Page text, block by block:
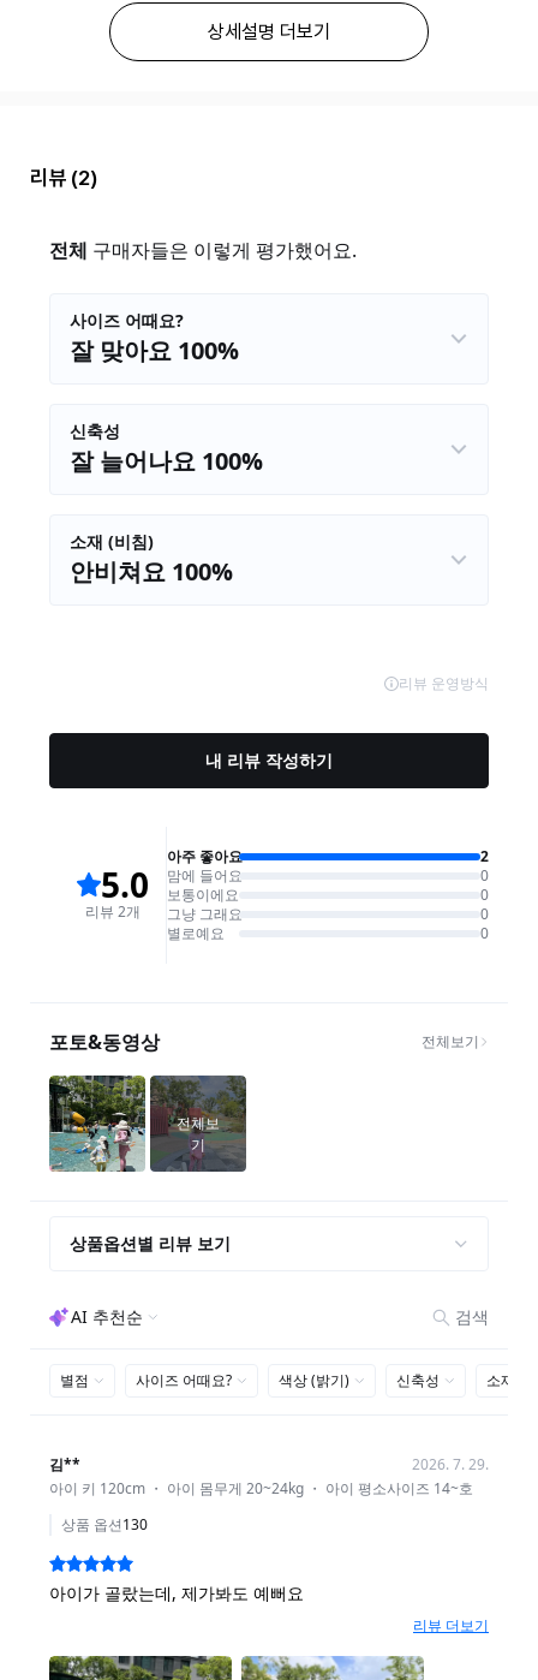
상세설명 더보기
리뷰 (2)